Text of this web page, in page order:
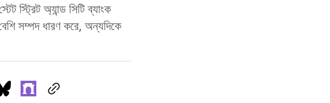
স্ট্রিট অ্যান্ড সিটি ব্যাংক
সম্পদ ধারণ করে, অন্যদিকে